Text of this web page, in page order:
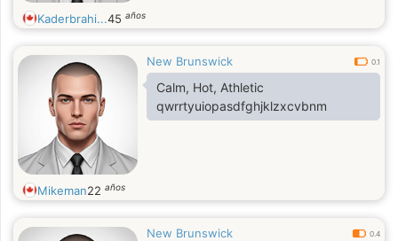
Kaderbrahi...45 años
New Brunswick 0.1
Calm, Hot, Athletic
qwrrtyuiopasdfghjklzxcvbnm
Mikeman22 años
New Brunswick 0.4